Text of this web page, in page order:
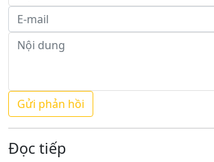
Đọc tiếp